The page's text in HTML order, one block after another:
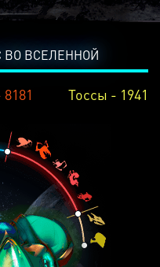
ВО ВСЕЛЕННОЙ
Тоссы - 1941